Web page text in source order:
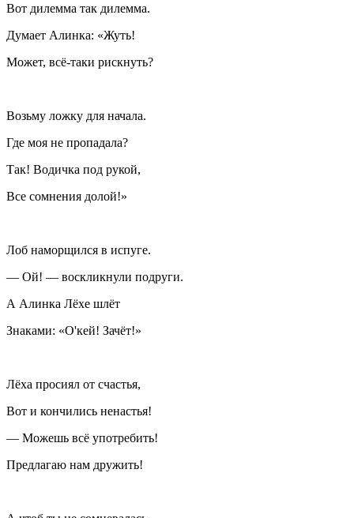
Вот дилемма так дилемма.
Думает Алинка: «Жуть!
Может, всё-таки рискнуть?
Возьму ложку для начала.
Где моя не пропадала?
Так! Водичка под рукой,
Все сомнения долой!»
Лоб наморщился в испуге.
— Ой! — воскликнули подруги.
А Алинка Лёхе шлёт
Знаками: «О'кей! Зачёт!»
Лёха просиял от счастья,
Вот и кончились ненастья!
— Можешь всё употребить!
Предлагаю нам дружить!